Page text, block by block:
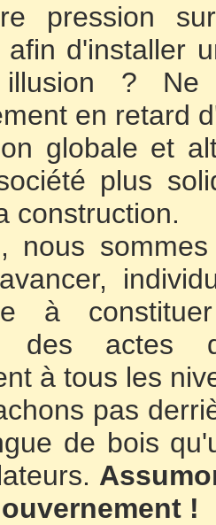
pression
afin d'installer
? Ne
en retard
globale et
plus
construction.
nous
à
des actes
à tous les
pas
de bois
!